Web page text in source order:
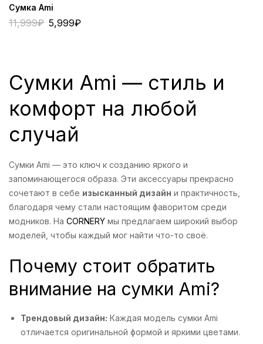
Сумка Ami
11,999₽ 5,999₽
Сумки Ami — стиль и
комфорт на любой
случай
Сумки Ami — это ключ к созданию яркого и
запоминающегося образа. Эти аксессуары прекрасно
сочетают в себе изысканный дизайн и практичность,
благодаря чему стали настоящим фаворитом среди
модников. На CORNERY мы предлагаем широкий выбор
моделей, чтобы каждый мог найти что-то своё.
Почему стоит обратить
внимание на сумки Ami?
Трендовый дизайн: Каждая модель сумки Ami
отличается оригинальной формой и яркими цветами.